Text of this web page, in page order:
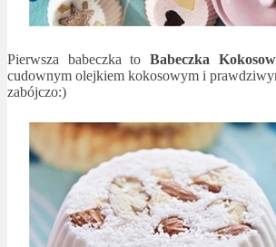
Pierwsza babeczka to Babeczka
cudownym olejkiem kokosowym i
zabójczo:)